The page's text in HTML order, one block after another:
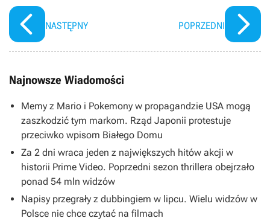
NASTĘPNY POPRZEDNI
Najnowsze Wiadomości
Memy z Mario i Pokemony w propagandzie USA mogą
zaszkodzić tym markom. Rząd Japonii protestuje
przeciwko wpisom Białego Domu
Za 2 dni wraca jeden z największych hitów akcji w
historii Prime Video. Poprzedni sezon thrillera obejrzało
ponad 54 mln widzów
Napisy przegrały z dubbingiem w lipcu. Wielu widzów w
Polsce nie chce czytać na filmach